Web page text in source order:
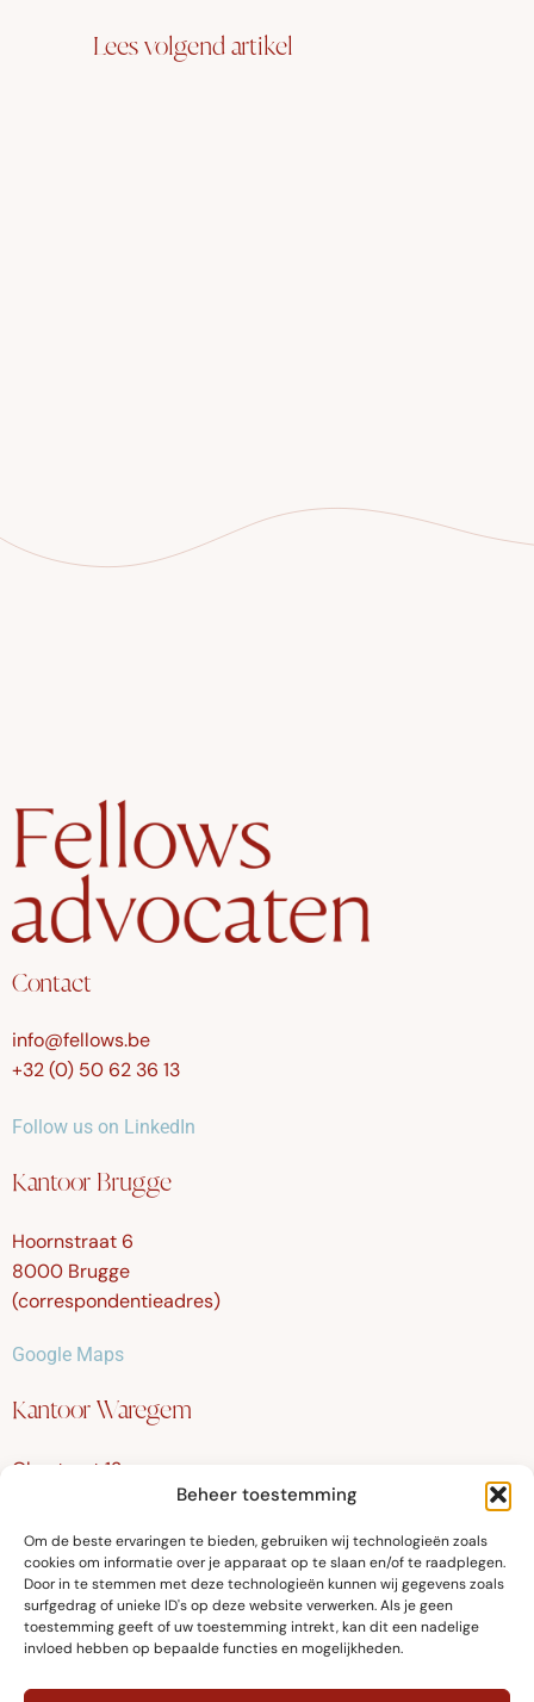
Beheer toestemming
Om de beste ervaringen te bieden, gebruiken wij technologieën zoals
cookies om informatie over je apparaat op te slaan en/of te raadplegen.
Door in te stemmen met deze technologieën kunnen wij gegevens zoals
surfgedrag of unieke ID's op deze website verwerken. Als je geen
toestemming geeft of uw toestemming intrekt, kan dit een nadelige
invloed hebben op bepaalde functies en mogelijkheden.
Lees volgend artikel
Contact
info@fellows.be
+32 (0) 50 62 36 13
Follow us on LinkedIn
Kantoor Brugge
Hoornstraat 6
8000 Brugge
(correspondentieadres)
Google Maps
Kantoor Waregem
Olmstraat 12
Google Maps